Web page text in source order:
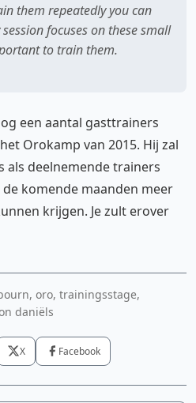
them repeatedly you can
focuses on these small
to train them.
een aantal gasttrainers
Orokamp van 2015. Hij zal
als deelnemende trainers
komende maanden meer
krijgen. Je zult erover
oro, trainingsstage,
daniëls
X Facebook